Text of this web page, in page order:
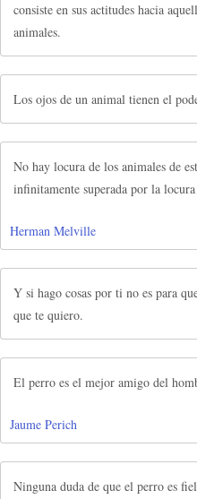
consiste en sus actitudes hacia
animales.
Los ojos de un animal tienen el
No hay locura de los animales de
infinitamente superada por la
Herman Melville
Y si hago cosas por ti no es para
que te quiero.
El perro es el mejor amigo del
Jaume Perich
Ninguna duda de que el perro es